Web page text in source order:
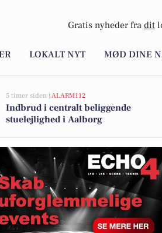
Gratis nyheder fra dit
LOKALT NYT MØD DINE
5 timer siden | ALARM112
Indbrud i centralt beliggende
stuelejlighed i Aalborg